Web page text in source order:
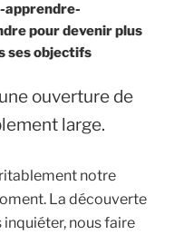
apprendre-
pour devenir plus
ses objectifs
ouverture de
large.
notre
La découverte
inquiéter, nous faire